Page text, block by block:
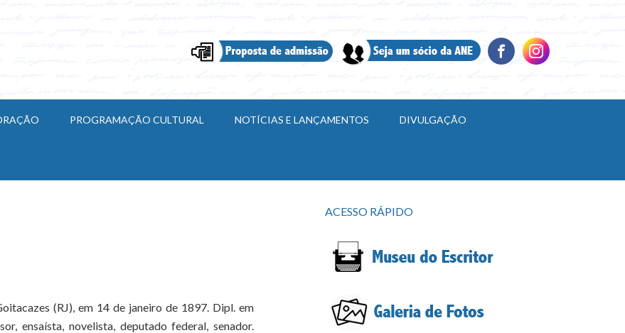
PROGRAMAÇÃO CULTURAL NOTÍCIAS E LANÇAMENTOS DIVULGAÇÃO
(RJ), em 14 de janeiro de 1897. Dipl. em
ensaísta, novelista, deputado federal, senador.
ACESSO RÁPIDO